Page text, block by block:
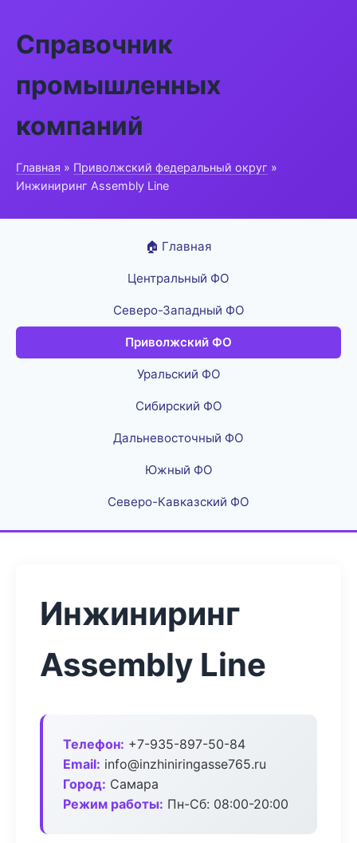
Справочник
промышленных
компаний
Главная » Приволжский федеральный округ »
Инжиниринг Assembly Line
🏠 Главная
Центральный ФО
Северо-Западный ФО
Приволжский ФО
Уральский ФО
Сибирский ФО
Дальневосточный ФО
Южный ФО
Северо-Кавказский ФО
Инжиниринг
Assembly Line
Телефон: +7-935-897-50-84
Email: info@inzhiniringasse765.ru
Город: Самара
Режим работы: Пн-Сб: 08:00-20:00